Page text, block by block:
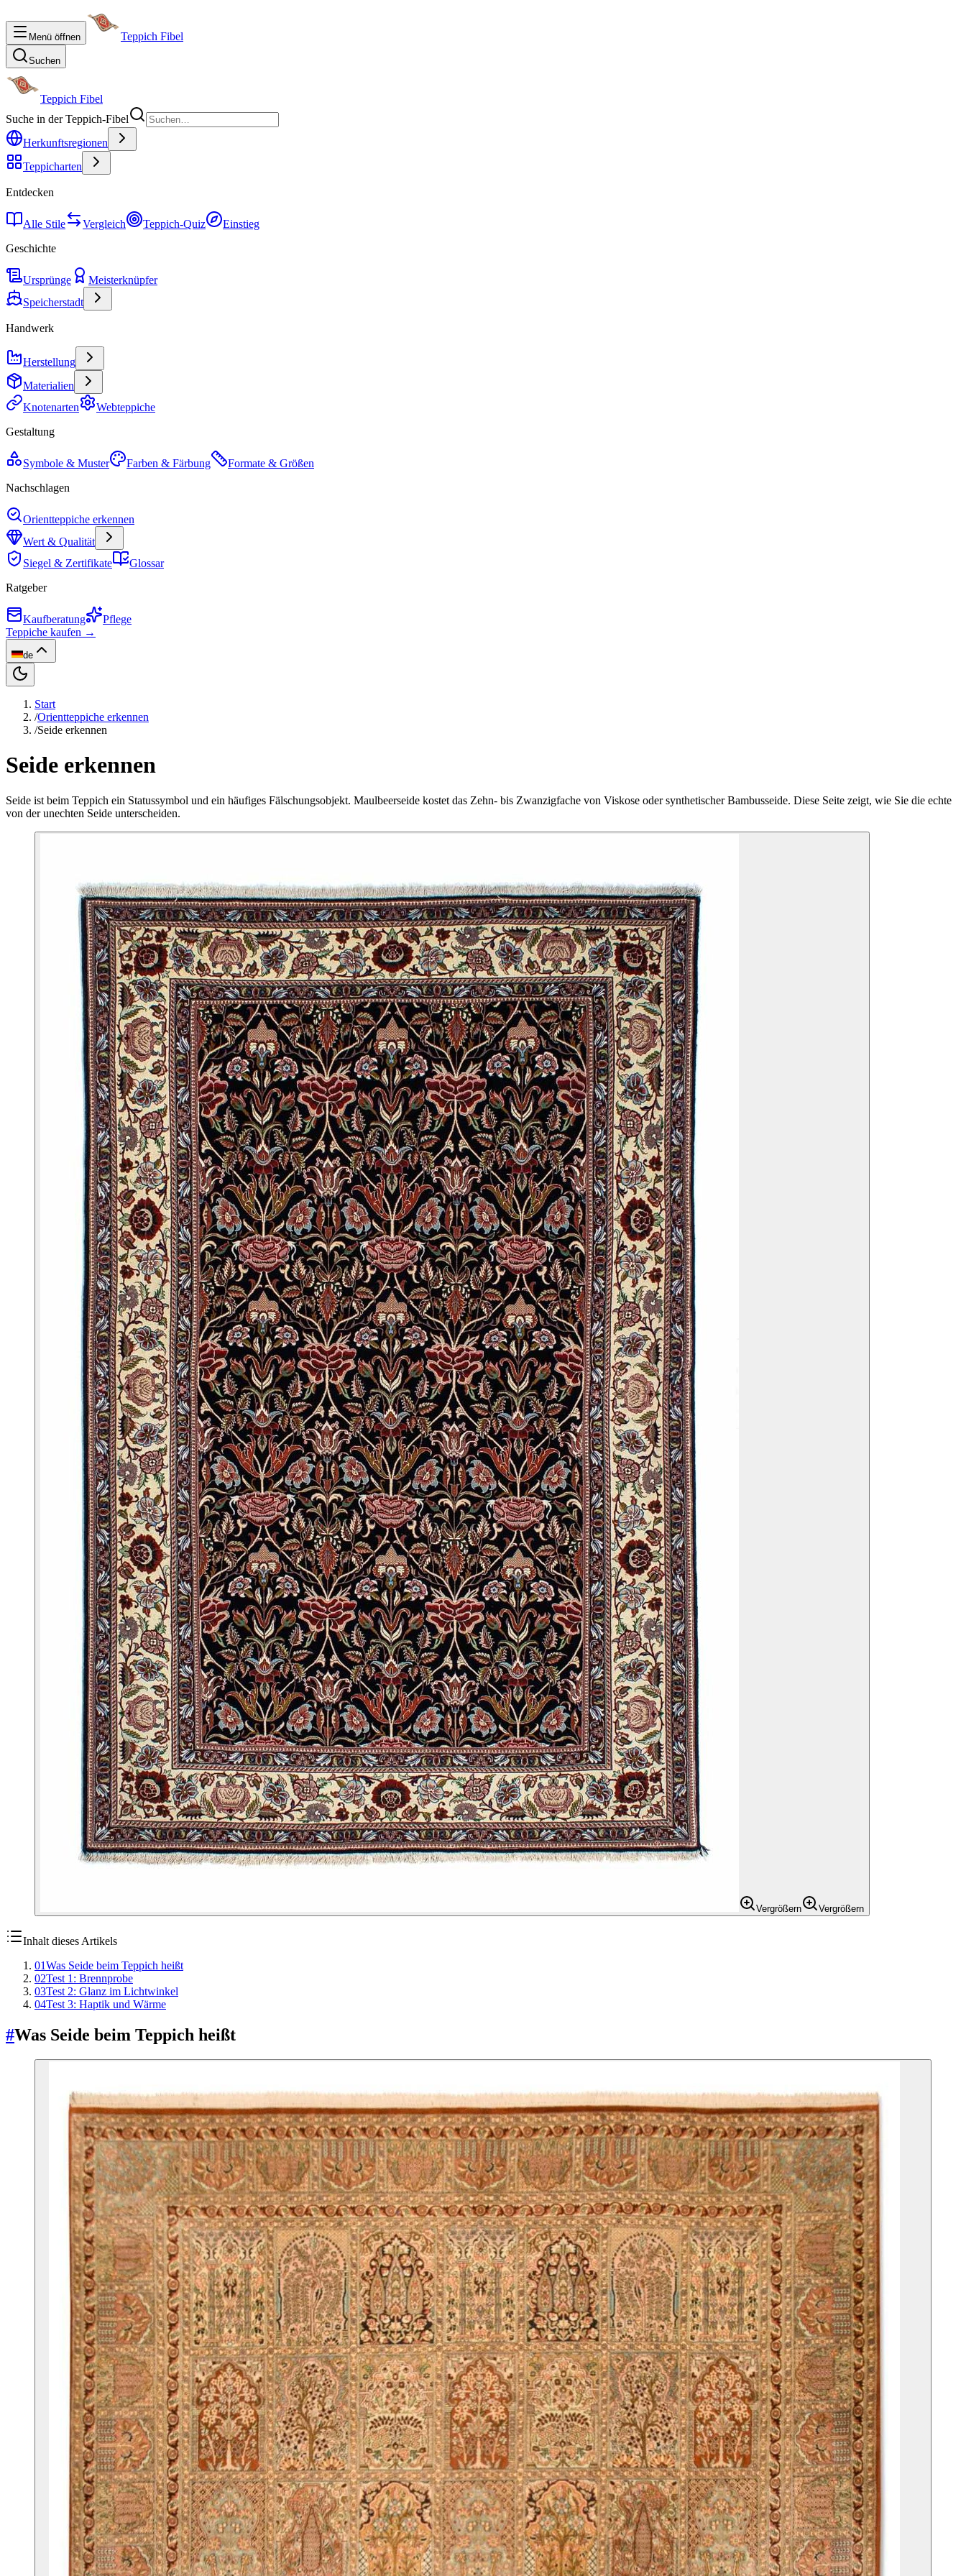
Menü öffnen Teppich Fibel
Suchen
Teppich Fibel
Suche in der Teppich-Fibel
Herkunftsregionen
Teppicharten
Entdecken
Alle Stile Vergleich Teppich-Quiz
Einstieg
Geschichte
Ursprünge
Meisterknüpfer
Speicherstadt
Handwerk
Herstellung
Materialien
Knotenarten
Webteppiche
Gestaltung
Symbole & Muster Farben & Färbung
Formate & Größen
Nachschlagen
Orientteppiche erkennen
Wert & Qualität
Siegel & Zertifikate
Glossar
Ratgeber
Kaufberatung
Pflege
Teppiche kaufen →
de
Start
/Orientteppiche erkennen
/Seide erkennen
Seide erkennen
Seide ist beim Teppich ein Statussymbol und ein häufiges Fälschungsobjekt. Maulbeerseide kostet das Zehn- bis Zwanzigfache von Viskose oder synthetischer Bambusseide. Diese Seite zeigt, wie Sie die echte
von der unechten Seide unterscheiden.
Vergrößern Vergrößern
Inhalt dieses Artikels
01Was Seide beim Teppich heißt
02Test 1: Brennprobe
03Test 2: Glanz im Lichtwinkel
04Test 3: Haptik und Wärme
#Was Seide beim Teppich heißt